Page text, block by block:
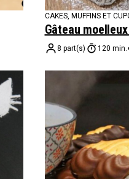
CAKES, MUFFINS ET
Gâteau
8 part(s) 120 min.